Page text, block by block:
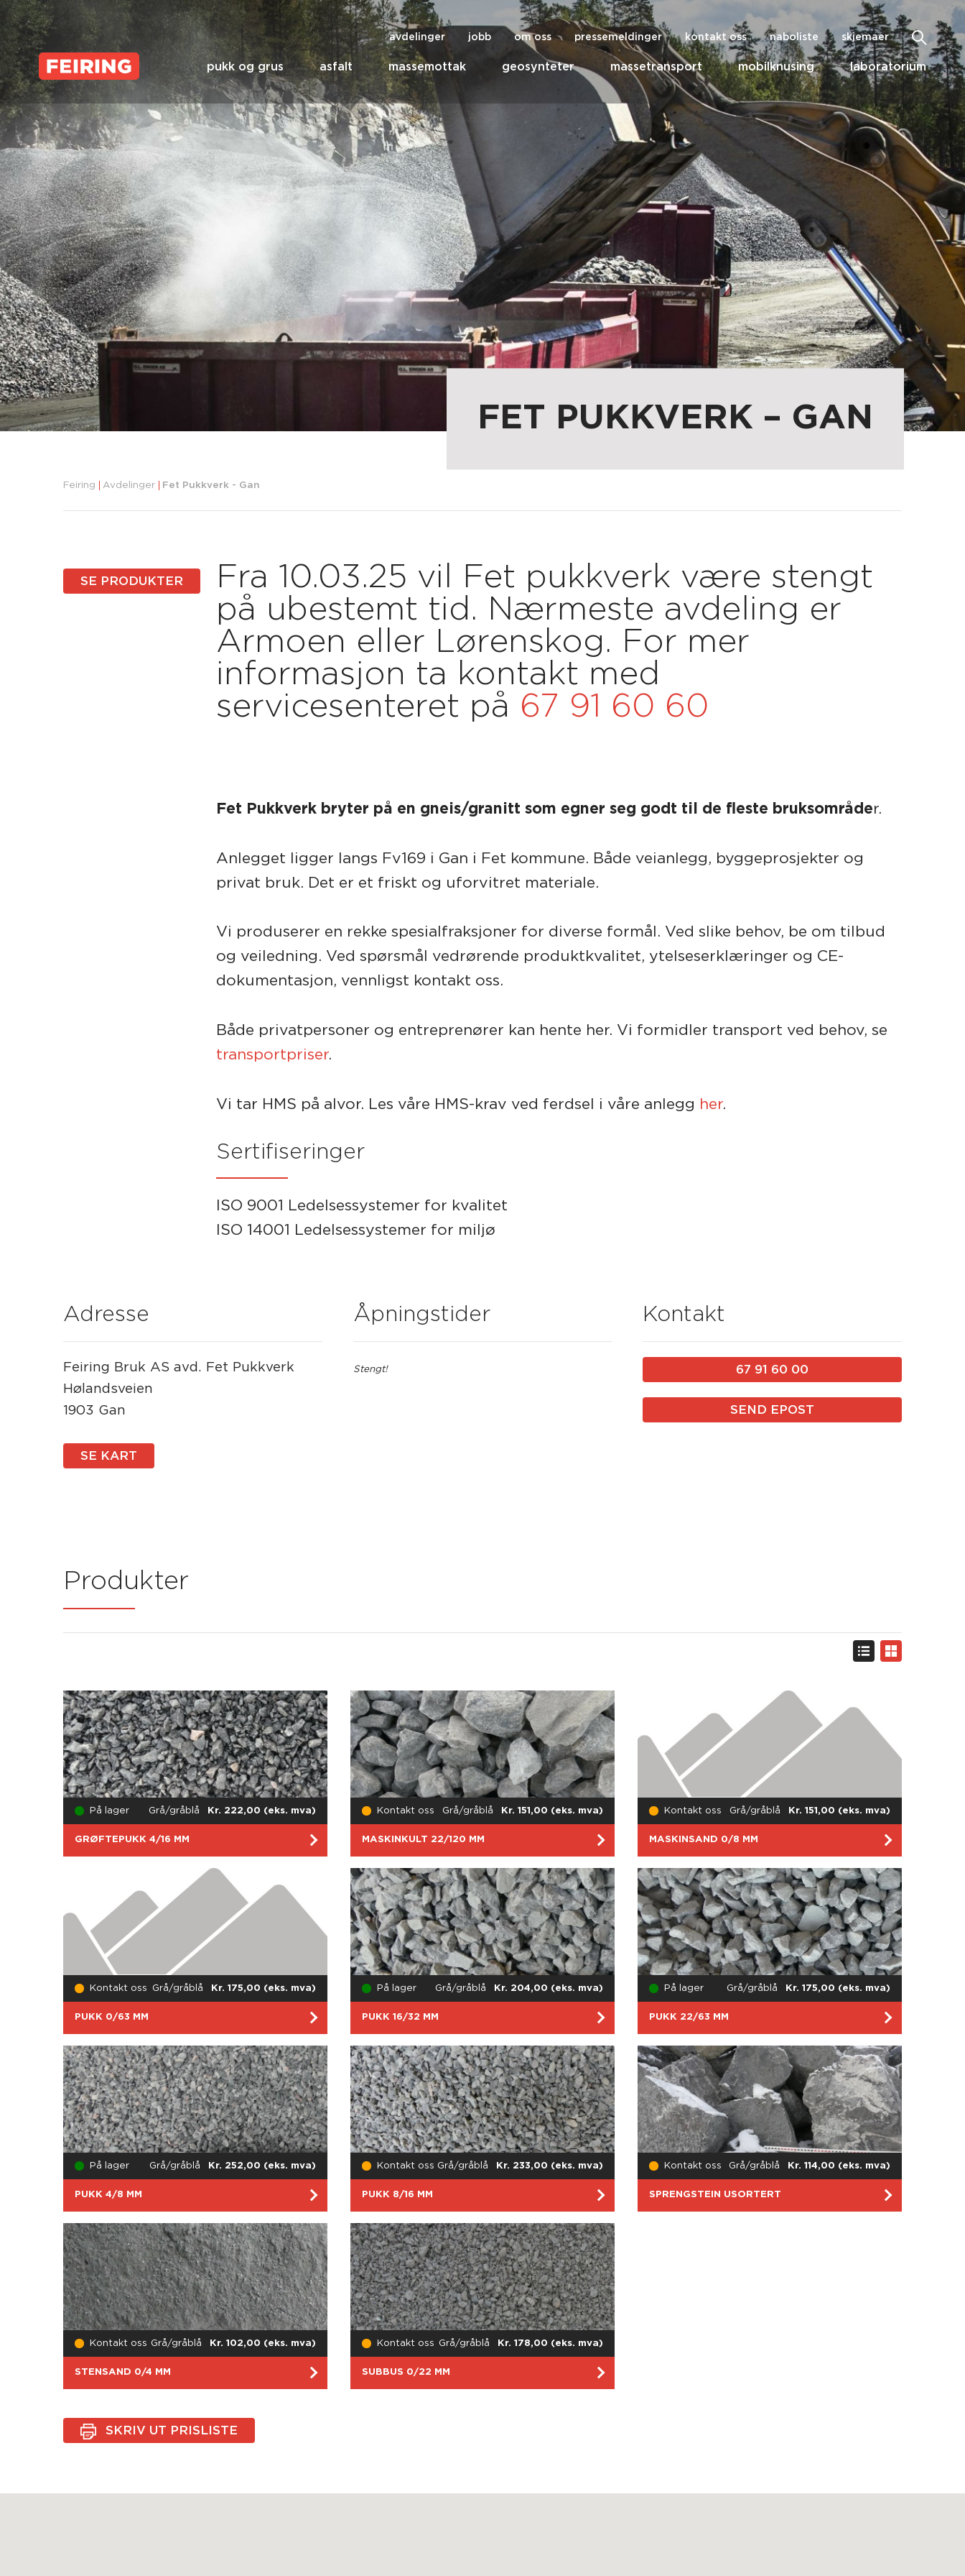
Skip
to
content
pukk og grus asfalt massemottak geosynteter massetransport mobilknusing laboratorium
avdelinger jobb om oss pressemeldinger kontakt oss naboliste skjemaer
FET PUKKVERK – GAN
Feiring Avdelinger Fet Pukkverk - Gan
SE PRODUKTER
Fra 10.03.25 vil Fet pukkverk være stengt
på ubestemt tid. Nærmeste avdeling er
Armoen eller Lørenskog. For mer
informasjon ta kontakt med
servicesenteret på 67 91 60 60
Fet Pukkverk bryter på en gneis/granitt som egner seg godt til de fleste bruksområder.
Anlegget ligger langs Fv169 i Gan i Fet kommune. Både veianlegg, byggeprosjekter og
privat bruk. Det er et friskt og uforvitret materiale.
Vi produserer en rekke spesialfraksjoner for diverse formål. Ved slike behov, be om tilbud
og veiledning. Ved spørsmål vedrørende produktkvalitet, ytelseserklæringer og CE-
dokumentasjon, vennligst kontakt oss.
Både privatpersoner og entreprenører kan hente her. Vi formidler transport ved behov, se
transportpriser.
Vi tar HMS på alvor. Les våre HMS-krav ved ferdsel i våre anlegg her.
Sertifiseringer
ISO 9001 Ledelsessystemer for kvalitet
ISO 14001 Ledelsessystemer for miljø
Adresse
Feiring Bruk AS avd. Fet Pukkverk
Hølandsveien
1903 Gan
SE KART
Åpningstider
Stengt!
Kontakt
67 91 60 00
SEND EPOST
Produkter
GRØFTEPUKK 4/16 MM
På lager Grå/gråblå Kr. 222,00 (eks. mva)
MASKINKULT 22/120 MM
Kontakt oss Grå/gråblå Kr. 151,00 (eks. mva)
MASKINSAND 0/8 MM
Kontakt oss Grå/gråblå Kr. 151,00 (eks. mva)
PUKK 0/63 MM
Kontakt oss Grå/gråblå Kr. 175,00 (eks. mva)
PUKK 16/32 MM
På lager Grå/gråblå Kr. 204,00 (eks. mva)
PUKK 22/63 MM
På lager Grå/gråblå Kr. 175,00 (eks. mva)
PUKK 4/8 MM
På lager Grå/gråblå Kr. 252,00 (eks. mva)
PUKK 8/16 MM
Kontakt oss Grå/gråblå Kr. 233,00 (eks. mva)
SPRENGSTEIN USORTERT
Kontakt oss Grå/gråblå Kr. 114,00 (eks. mva)
STENSAND 0/4 MM
Kontakt oss Grå/gråblå Kr. 102,00 (eks. mva)
SUBBUS 0/22 MM
Kontakt oss Grå/gråblå Kr. 178,00 (eks. mva)
SKRIV UT PRISLISTE